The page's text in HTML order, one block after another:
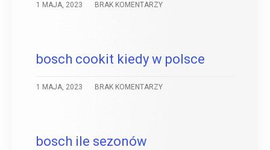
1 MAJA, 2023 BRAK KOMENTARZY
bosch cookit kiedy w polsce
1 MAJA, 2023 BRAK KOMENTARZY
bosch ile sezonów